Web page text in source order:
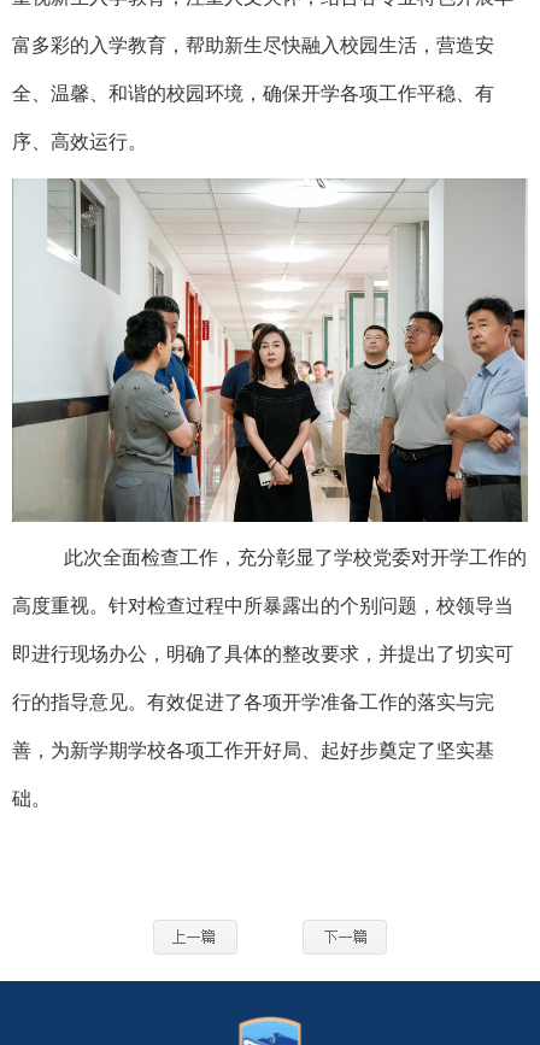
富多彩的入学教育 ，帮助新生尽快融入校园生活 ， 营造安
全、温馨、和谐的校园环境 ， 确保开学各项工作平稳、有
序、高效运行。
此次全面检查工作，充分彰显了学校党委对开学工作的
高度重视。针对检查过程中所暴露出的个别问题，校领导当
即进行现场办公，明确了具体的整改要求，并提出了切实可
行的指导意见。有效促进了各项开学准备工作的落实与完
善，为新学期学校各项工作开好局、起好步奠定了坚实基
础。